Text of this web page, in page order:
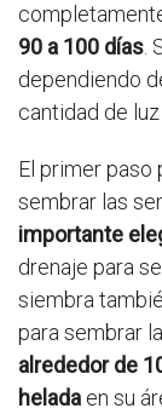
90 a 100 días.
dependiendo
cantidad de
El primer paso
sembrar las
importante
drenaje para
siembra
para sembrar
alrededor de
helada en su